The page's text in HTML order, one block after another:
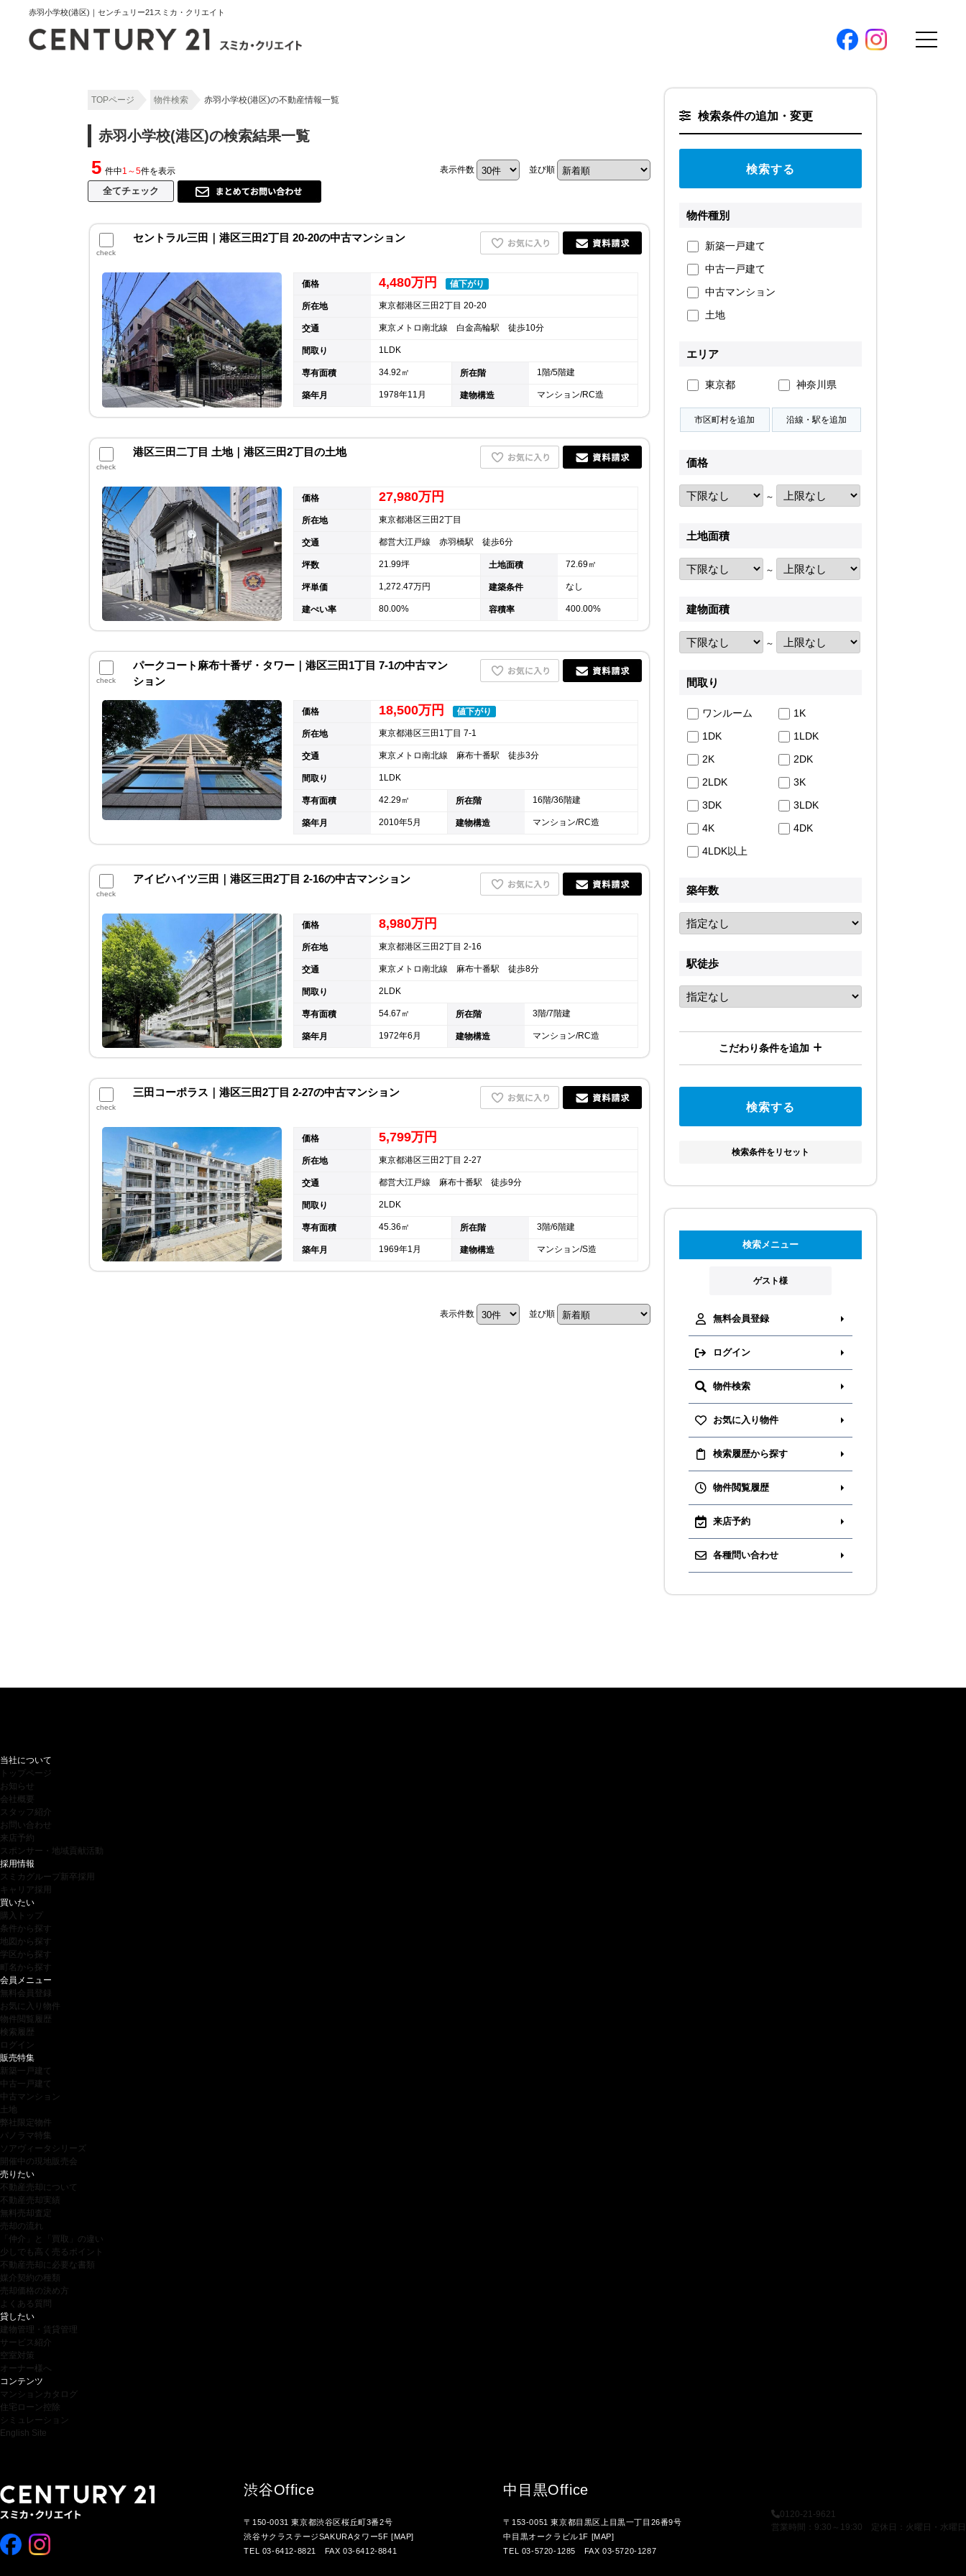
赤羽小学校(港区)｜センチュリー21スミカ・クリエイト
渋谷オフィス（本社）
スタッフ紹介
購入トップ
地図から探す
学区から探す
ログイン
お気に入り物件
物件閲覧履歴
TOPページ 物件検索 赤羽小学校(港区)の不動産情報一覧
赤羽小学校(港区)の検索結果一覧
5 件中1～5件を表示 表示件数 並び順
check
セントラル三田｜港区三田2丁目 20-20の中古マンション
価格 4,480万円 値下がり
所在地 東京都港区三田2丁目 20-20
交通 東京メトロ南北線 白金高輪駅 徒歩10分
間取り 1LDK
専有面積 34.92㎡ 所在階 1階/5階建
築年月 1978年11月 建物構造 マンション/RC造
check
港区三田二丁目 土地｜港区三田2丁目の土地
価格 27,980万円
所在地 東京都港区三田2丁目
交通 都営大江戸線 赤羽橋駅 徒歩6分
坪数 21.99坪 土地面積 72.69㎡
坪単価 1,272.47万円 建築条件 なし
建ぺい率 80.00% 容積率 400.00%
check
パークコート麻布十番ザ・タワー｜港区三田1丁目 7-1の中古マン
ション
価格 18,500万円 値下がり
所在地 東京都港区三田1丁目 7-1
交通 東京メトロ南北線 麻布十番駅 徒歩3分
間取り 1LDK
専有面積 42.29㎡ 所在階 16階/36階建
築年月 2010年5月 建物構造 マンション/RC造
check
アイビハイツ三田｜港区三田2丁目 2-16の中古マンション
価格 8,980万円
所在地 東京都港区三田2丁目 2-16
交通 東京メトロ南北線 麻布十番駅 徒歩8分
間取り 2LDK
専有面積 54.67㎡ 所在階 3階/7階建
築年月 1972年6月 建物構造 マンション/RC造
check
三田コーポラス｜港区三田2丁目 2-27の中古マンション
価格 5,799万円
所在地 東京都港区三田2丁目 2-27
交通 都営大江戸線 麻布十番駅 徒歩9分
間取り 2LDK
専有面積 45.36㎡ 所在階 3階/6階建
築年月 1969年1月 建物構造 マンション/S造
表示件数 並び順
検索条件の追加・変更
物件種別
新築一戸建て
中古一戸建て
中古マンション
土地
エリア
東京都 神奈川県
価格
～
土地面積
～
建物面積
～
間取り
ワンルーム
1K
1DK
1LDK
2K
2DK
2LDK
3K
3DK
3LDK
4K
4DK
4LDK以上
築年数
駅徒歩
こだわり条件を追加
検索条件をリセット
検索メニュー
ゲスト様
無料会員登録
ログイン
物件検索
お気に入り物件
検索履歴から探す
物件閲覧履歴
来店予約
各種問い合わせ
当社について
トップページ
お知らせ
会社概要
スタッフ紹介
お問い合わせ
来店予約
スポンサー・地域貢献活動
採用情報
スミカグループ新卒採用
キャリア採用
買いたい
購入トップ
条件から探す
地図から探す
学区から探す
町名から探す
会員メニュー
無料会員登録
お気に入り物件
物件閲覧履歴
検索履歴
ログイン
販売特集
新築一戸建て
中古一戸建て
中古マンション
土地
弊社限定物件
パノラマ特集
ソアヴィータシリーズ
開催中の現地販売会
売りたい
不動産売却について
不動産売却実績
無料売却査定
売却の流れ
「仲介」と「買取」の違い
少しでも高く売るポイント
不動産売却に必要な書類
媒介契約の種類
売却価格の決め方
よくある質問
貸したい
建物管理・賃貸管理
サービス紹介
空室対策
オーナー様へ
コンテンツ
マンションカタログ
住宅ローン控除
シミュレーション
English Site
渋谷Office
〒150-0031 東京都渋谷区桜丘町3番2号
渋谷サクラステージSAKURAタワー5F [MAP]
TEL 03-6412-8821 FAX 03-6412-8841
中目黒Office
〒153-0051 東京都目黒区上目黒一丁目26番9号
中目黒オークラビル1F [MAP]
TEL 03-5720-1285 FAX 03-5720-1287
0120-21-9621
営業時間：9:30～19:30 定休日：火曜日・水曜日